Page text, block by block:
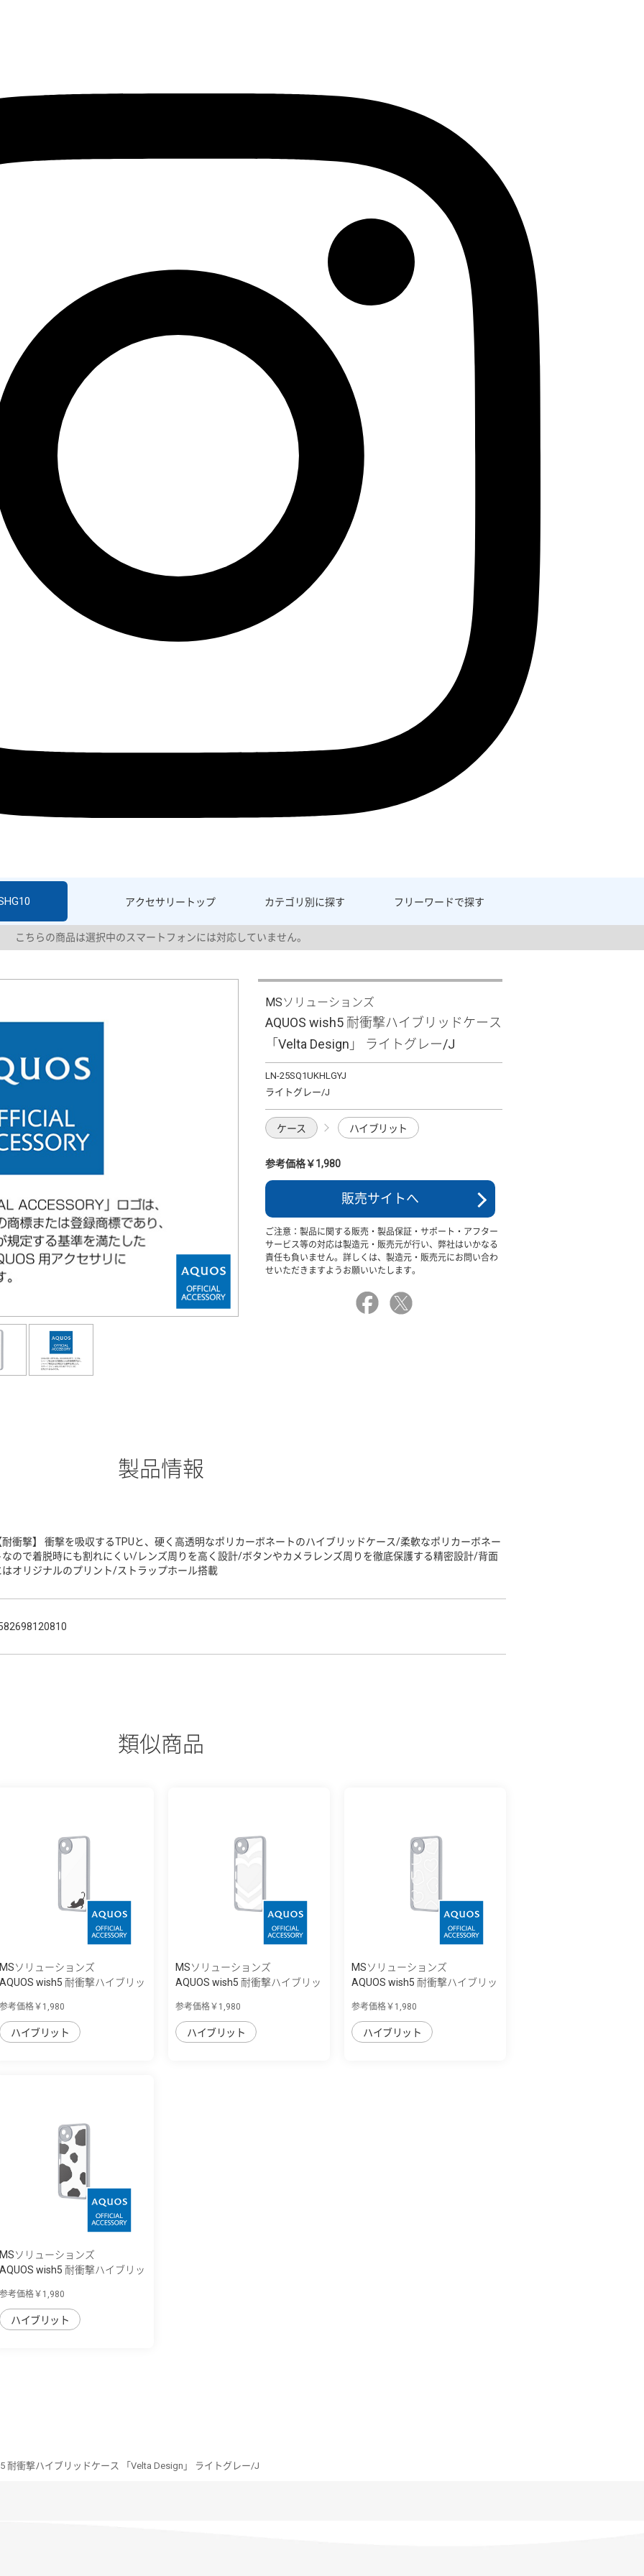
アクセサリー トップ カテゴリ別に探す フリーワードで探す
こちらの商品は選択中のスマートフォンには対応していません。
MSソリューションズ
AQUOS wish5 耐衝撃ハイブリッドケース
「Velta Design」 ライトグレー/J
LN-25SQ1UKHLGYJ
ライトグレー/J
ケース ハイブリット
参考価格￥1,980
販売サイトへ
ご注意：製品に関する販売・製品保証・サポート・アフター
サービス等の対応は製造元・販売元が行い、弊社はいかなる
責任も負いません。詳しくは、製造元・販売元にお問い合わ
せいただきますようお願いいたします。
製品情報
耐衝撃】 衝撃を吸収するTPUと、硬く高透明なポリカーボネートのハイブリッドケース/柔軟なポリカーボネー
なので着脱時にも割れにくい/レンズ周りを高く設計/ボタンやカメラレンズ周りを徹底保護する精密設計/背面
はオリジナルのプリント/ストラップホール搭載
類似商品
MSソリューションズ
AQUOS wish5 耐衝撃ハイブリッ
参考価格￥1,980
ハイブリット
MSソリューションズ
AQUOS wish5 耐衝撃ハイブリッ
参考価格￥1,980
ハイブリット
MSソリューションズ
AQUOS wish5 耐衝撃ハイブリッ
参考価格￥1,980
ハイブリット
MSソリューションズ
AQUOS wish5 耐衝撃ハイブリッ
参考価格￥1,980
ハイブリット
耐衝撃ハイブリッドケース 「Velta Design」 ライトグレー/J